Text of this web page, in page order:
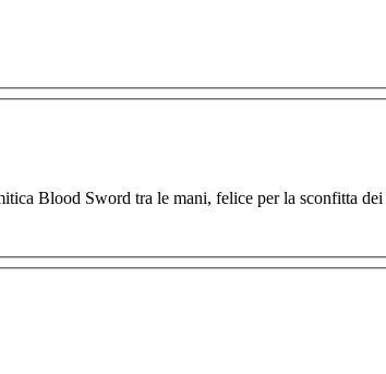
Blood Sword tra le mani, felice per la sconfitta